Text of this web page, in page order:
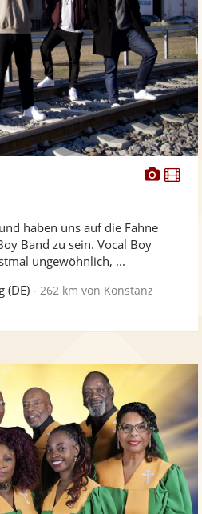
haben uns auf die Fahne
Band zu sein. Vocal Boy
ungewöhnlich, ...
(DE) - 262 km von Konstanz